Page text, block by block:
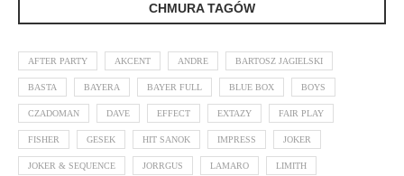
CHMURA TAGÓW
AFTER PARTY AKCENT ANDRE BARTOSZ JAGIELSKI
BASTA BAYERA BAYER FULL BLUE BOX BOYS
CZADOMAN DAVE EFFECT EXTAZY FAIR PLAY
FISHER GESEK HIT SANOK IMPRESS JOKER
JOKER & SEQUENCE JORRGUS LAMARO LIMITH